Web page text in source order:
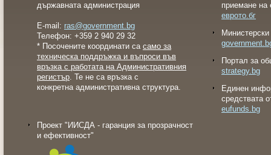
държавната администрация
E-mail: ras@government.bg
Телефон: +359 2 940 29 32
* Посочените координати са само за
техническа поддръжка и въпроси във
връзка с работата на Административния
регистър. Те не са връзка с
конкретна административна структура.
Проект "ИИСДА - гаранция за прозрачност
и ефективност"
приемане на
еврото.бг
Портал за
strategy.bg
Eдинен
средствата
eufunds.bg